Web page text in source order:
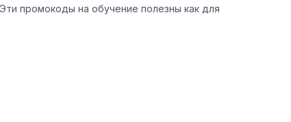
промокоды на обучение полезны как для